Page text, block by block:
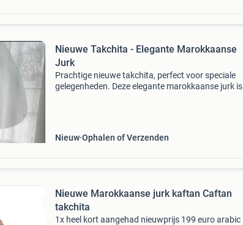
Nieuwe Takchita - Elegante Marokkaanse
Jurk
Prachtige nieuwe takchita, perfect voor speciale
gelegenheden. Deze elegante marokkaanse jurk is
Nieuw Ophalen of Verzenden
Nieuwe Marokkaanse jurk kaftan Caftan
takchita
1x heel kort aangehad nieuwprijs 199 euro arabic